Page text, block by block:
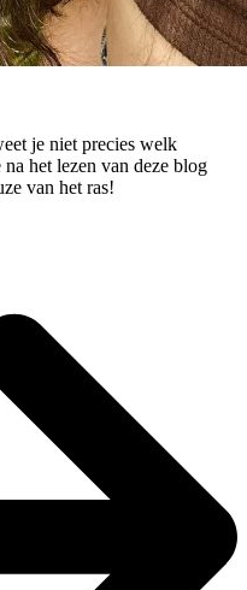
je niet precies welk
het lezen van deze blog
van het ras!